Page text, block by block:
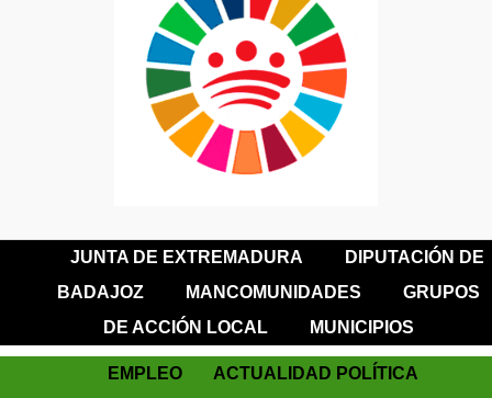
JUNTA DE EXTREMADURA
DIPUTACIÓN DE
BADAJOZ
MANCOMUNIDADES
GRUPOS
DE ACCIÓN LOCAL
MUNICIPIOS
EMPLEO
ACTUALIDAD POLÍTICA